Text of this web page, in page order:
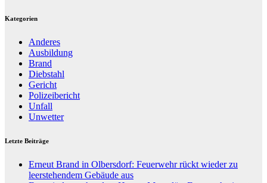
Kategorien
Anderes
Ausbildung
Brand
Diebstahl
Gericht
Polizeibericht
Unfall
Unwetter
Letzte Beiträge
Erneut Brand in Olbersdorf: Feuerwehr rückt wieder zu
leerstehendem Gebäude aus